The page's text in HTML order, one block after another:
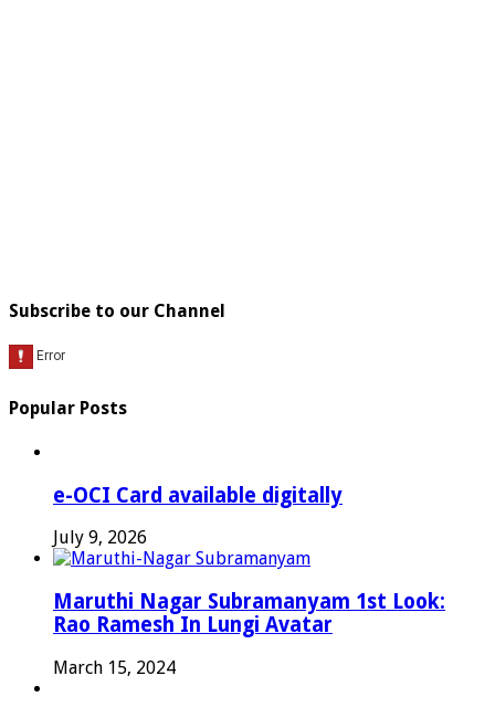
Subscribe to our Channel
Popular Posts
e-OCI Card available digitally
July 9, 2026
Maruthi Nagar Subramanyam 1st Look:
Rao Ramesh In Lungi Avatar
March 15, 2024